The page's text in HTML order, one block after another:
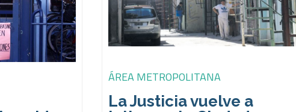
ÁREA METROPOLITANA
La Justicia vuelve a